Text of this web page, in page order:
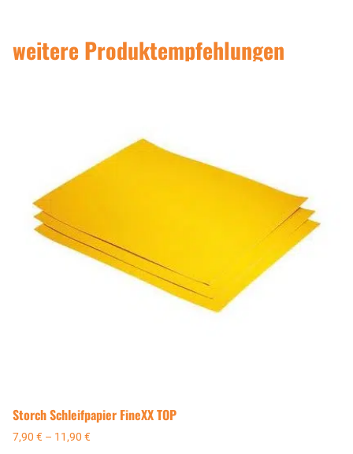
weitere Produktempfehlungen
Storch Schleifpapier FineXX TOP
7,90 € – 11,90 €